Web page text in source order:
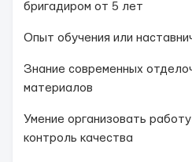
бригадиром от 5 лет
Опыт обучения или
Знание современных
материалов
Умение организовать
контроль качества